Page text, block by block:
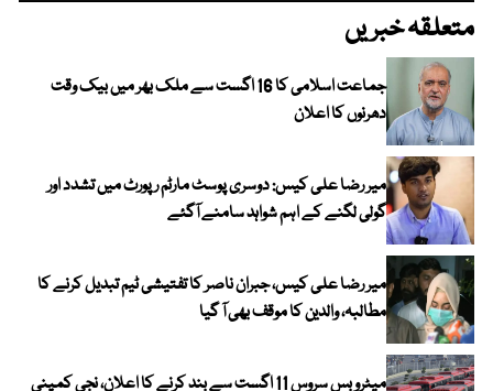
متعلقہ خبریں
جماعت اسلامی کا 16 اگست سے ملک بھر میں بیک وقت
دھرنوں کا اعلان
میر رضا علی کیس: دوسری پوسٹ مارٹم رپورٹ میں تشدد اور
گولی لگنے کے اہم شواہد سامنے آگئے
میر رضا علی کیس، جبران ناصر کا تفتیشی ٹیم تبدیل کرنے کا
مطالبہ، والدین کا موقف بھی آ گیا
میٹرو بس سروس 11 اگست سے بند کرنے کا اعلان، نجی کمپنی